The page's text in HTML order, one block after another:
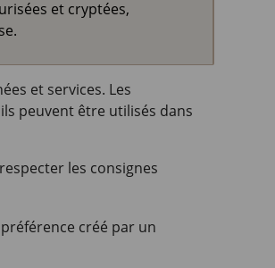
et cryptées,
et services. Les
peuvent être utilisés dans
les consignes
créé par un